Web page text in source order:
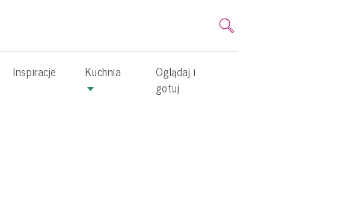
Inspiracje Kuchnia
Oglądaj i
gotuj